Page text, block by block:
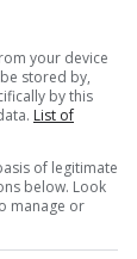
your device
stored by,
by this
List of
of legitimate
below. Look
manage or